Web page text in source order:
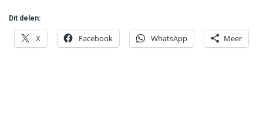
Dit delen:
X Facebook WhatsApp Meer